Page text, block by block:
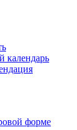
календарь
форме